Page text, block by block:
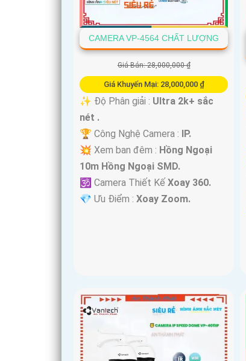
CAMERA VP-4564 CHẤT LƯỢNG
Giá Bán: 28,000,000 ₫
Giá Khuyến Mại: 28,000,000 ₫
✨ Độ Phân giải : Ultra 2k+ sắc
nét .
🏆 Công Nghệ Camera : IP.
💥 Xem ban đêm : Hồng Ngoại
10m Hồng Ngoại SMD.
🕉️ Camera Thiết Kế Xoay 360.
️💎 Ưu Điểm : Xoay Zoom.